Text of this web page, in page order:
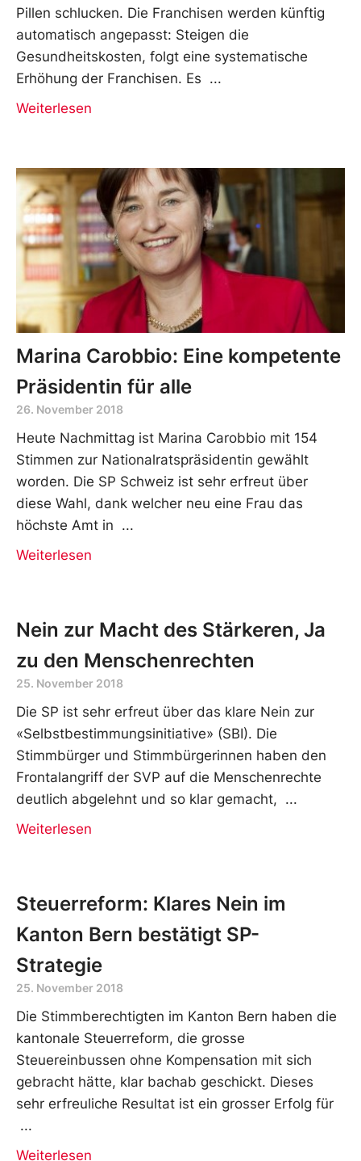
Pillen schlucken. Die Franchisen werden künftig
automatisch angepasst: Steigen die
Gesundheitskosten, folgt eine systematische
Erhöhung der Franchisen. Es
Weiterlesen
Marina Carobbio: Eine kompetente
Präsidentin für alle
26. November 2018
Heute Nachmittag ist Marina Carobbio mit 154
Stimmen zur Nationalratspräsidentin gewählt
worden. Die SP Schweiz ist sehr erfreut über
diese Wahl, dank welcher neu eine Frau das
höchste Amt in
Weiterlesen
Nein zur Macht des Stärkeren, Ja
zu den Menschenrechten
25. November 2018
Die SP ist sehr erfreut über das klare Nein zur
«Selbstbestimmungsinitiative» (SBI). Die
Stimmbürger und Stimmbürgerinnen haben den
Frontalangriff der SVP auf die Menschenrechte
deutlich abgelehnt und so klar gemacht,
Weiterlesen
Steuerreform: Klares Nein im
Kanton Bern bestätigt SP-
Strategie
25. November 2018
Die Stimmberechtigten im Kanton Bern haben die
kantonale Steuerreform, die grosse
Steuereinbussen ohne Kompensation mit sich
gebracht hätte, klar bachab geschickt. Dieses
sehr erfreuliche Resultat ist ein grosser Erfolg für
Weiterlesen